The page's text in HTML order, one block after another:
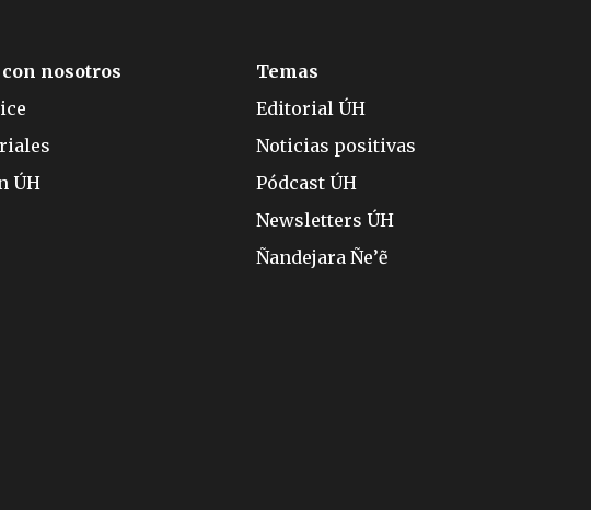
nosotros
ÚH
Temas
Editorial ÚH
Noticias positivas
Pódcast ÚH
Newsletters ÚH
Ñandejara Ñe’ẽ